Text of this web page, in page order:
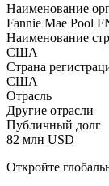
Наименование
Fannie Mae Pool
Наименование
США
Страна
США
Отрасль
Другие отрасли
Публичный долг
82 млн USD
Откройте